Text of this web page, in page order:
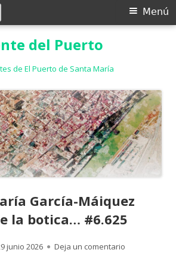
del Puerto
de El Puerto de Santa María
Menú
Buscar:
García-Máiquez
la botica… #6.625
junio 2026 Deja un comentario